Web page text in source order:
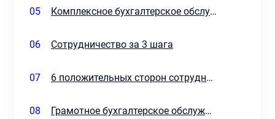
05 Комплексное бухгалтерское обслуживание для всех типов бизнеса
06 Сотрудничество за 3 шага
07 6 положительных сторон сотрудничества с нашей компанией
08 Грамотное бухгалтерское обслуживание — мощный стимул двигаться дальше